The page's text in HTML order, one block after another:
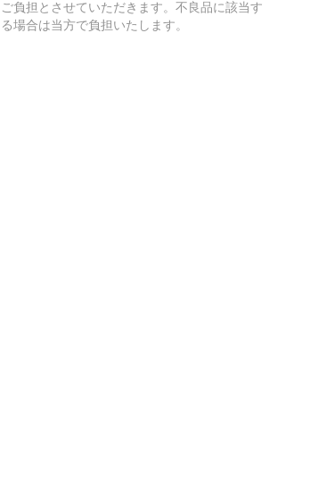
ご負担とさせていただきます。不良品に該当す
る場合は当方で負担いたします。